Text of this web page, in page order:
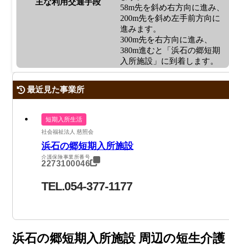
58m先を斜め右方向に進み、
200m先を斜め左手前方向に
進みます。
300m先を右方向に進み、
380m進むと「浜石の郷短期
入所施設」に到着します。
最近見た事業所
短期入所生活
社会福祉法人 慈照会
浜石の郷短期入所施設
介護保険事業所番号
2273100046
TEL.054-377-1177
浜石の郷短期入所施設 周辺の短生介護